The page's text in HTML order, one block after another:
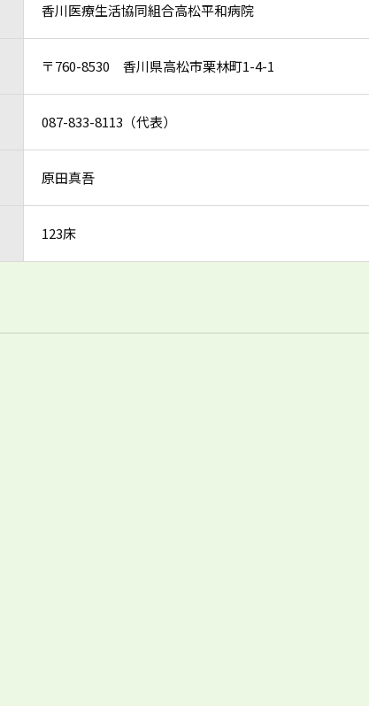
香川医療生活協同組合高松平和病院
〒760-8530 香川県高松市栗林町1-4-1
087-833-8113（代表）
原田真吾
123床